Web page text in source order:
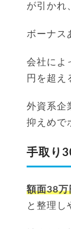
が引かれ
ボーナス
会社によ
円を超え
外資系企
抑えめで
手取り
額面38万
と整理し